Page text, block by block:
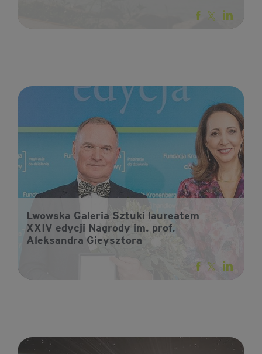
Lwowska Galeria Sztuki laureatem
XXIV edycji Nagrody im. prof.
Aleksandra Gieysztora